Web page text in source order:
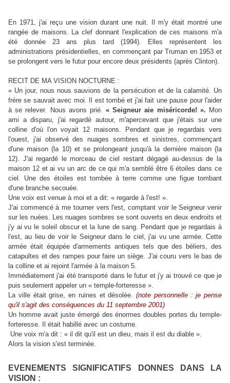
En 1971, j'ai reçu une vision durant une nuit. Il m'y était montré une
rangée de maisons. La clef donnant l'explication de ces maisons m'a
été donnée 23 ans plus tard (1994). Elles représentent les
administrations présidentielles, en commençant par Truman en 1953 et
se prolongent vers le futur pour encore deux présidents (après Clinton).
RECIT DE MA VISION NOCTURNE :
« Un jour, nous nous sauvions de la persécution et de la calamité. Un
frère se sauvait avec moi. Il est tombé et j'ai fait une pause pour l'aider
à se relever. Nous avons prié.« Seigneur aie miséricorde! ». Mon
ami a disparu, j'ai regardé autour, m'apercevant que j'étais sur une
colline d'où l'on voyait 12 maisons. Pendant que je regardais vers
l'ouest, j'ai observé des nuages sombres et sinistres, commençant
d'une maison (la 10) et se prolongeant jusqu'à la dernière maison (la
12). J'ai regardé le morceau de ciel restant dégagé au-dessus de la
maison 12 et ai vu un arc de ce qui m'a semblé être 6 étoiles dans ce
ciel. Une des étoiles est tombée à terre comme une figue tombant
d'une branche secouée.
Une voix est venue à moi et a dit: « regarde à l'est! ».
J'ai commencé à me tourner vers l'est, comptant voir le Seigneur venir
sur les nuées. Les nuages sombres se sont ouverts en deux endroits et
j'y ai vu le soleil obscur et la lune de sang. Pendant que je regardais à
l'est, au lieu de voir le Seigneur dans le ciel, j'ai vu une armée. Cette
armée était équipée d'armements antiques tels que des béliers, des
catapultes et des rampes pour faire un siège. J'ai couru vers le bas de
la colline et ai rejoint l'armée à la maison 5.
Immédiatement j'ai été transporté dans le futur et j'y ai trouvé ce que je
puis seulement appeler un « temple-forteresse ».
La ville était grise, en ruines et désolée. (note personnelle : je pense
qu'il s'agit des conséquences du 11 septembre 2001)
Un homme avait juste émergé des énormes doubles portes du temple-
forteresse. Il était habillé avec un costume.
Une voix m'a dit : « il dit qu'il est un dieu, mais il est du diable ».
Alors la vision s'est terminée.
EVENEMENTS SIGNIFICATIFS DONNES DANS LA
VISION :